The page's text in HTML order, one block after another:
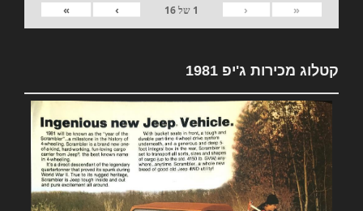
«
‹
1 של16
›
»
קטלוג מכירות ג'יפ 1981